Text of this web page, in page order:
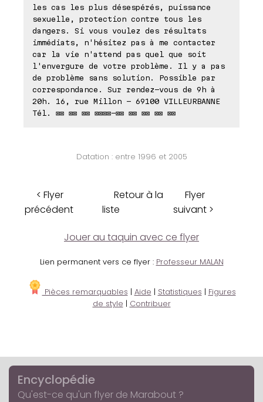
les cas les plus désespérés, puissance
sexuelle, protection contre tous les
dangers. Si vous voulez des résultats
immédiats, n'hésitez pas à me contacter
car la vie n'attend pas quel que soit
l'envergure de votre problème. Il y a pas
de problème sans solution. Possible par
correspondance. Sur rendez-vous de 9h à
20h. 16, rue Millon - 69100 VILLEURBANNE
Tél. ⊠⊠ ⊠⊠ ⊠⊠ ⊠⊠⊠⊠-⊠⊠ ⊠⊠ ⊠⊠ ⊠⊠ ⊠⊠
Datation : entre 1996 et 2005
< Flyer
précédent
Retour à la
liste
Flyer
suivant >
Jouer au taquin avec ce flyer
Lien permanent vers ce flyer : Professeur MALAN
Pièces remarquables | Aide | Statistiques | Figures
de style | Contribuer
Encyclopédie
Qu'est-ce qu'un flyer de Marabout ?